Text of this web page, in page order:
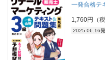
一発合格テ
1,760円（税
2025.06.16